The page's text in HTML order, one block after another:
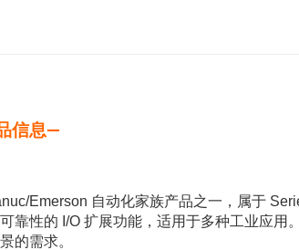
信息—
Emerson 自动化家族产品之一，属于
靠性的 I/O 扩展功能，适用于多种工业应用
的需求。